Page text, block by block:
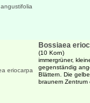
Bossiaea
(10 Korn)
immergrüner,
gegenständig
Blättern. Die
braunem